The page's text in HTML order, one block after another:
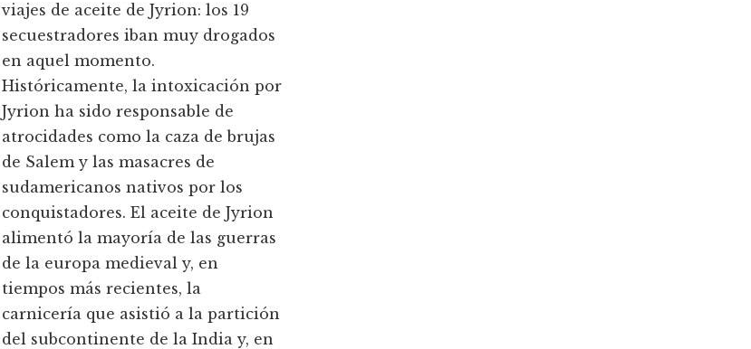
viajes de aceite de Jyrion: los 19
secuestradores iban muy drogados
en aquel momento.
Históricamente, la intoxicación por
Jyrion ha sido responsable de
atrocidades como la caza de brujas
de Salem y las masacres de
sudamericanos nativos por los
conquistadores. El aceite de Jyrion
alimentó la mayorí­a de las guerras
de la europa medieval y, en
tiempos más recientes, la
carnicerí­a que asistió a la partición
del subcontinente de la India y, en